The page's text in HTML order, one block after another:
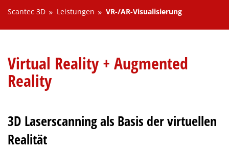
Scantec 3D Leistungen VR-/AR-Visualisierung
Virtual Reality + Augmented
Reality
3D Laserscanning als Basis der virtuellen
Realität